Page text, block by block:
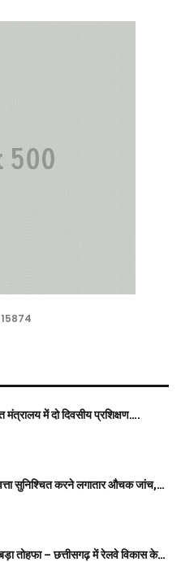
मंत्रालय में दो दिवसीय प्रशिक्षण….
सुनिश्चित करने लगातार औचक जांच,…
तोहफा – छत्तीसगढ़ में रेलवे विकास के…